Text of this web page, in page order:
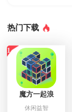
热门下载
1
魔方一起浪
休闲益智